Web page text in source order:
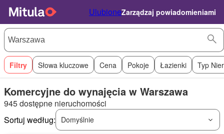
UlubioneZarządzaj powiadomieniami
Filtry Słowa kluczowe Cena Pokoje Łazienki Typ
Komercyjne do wynajęcia w Warszawa
945 dostępne nieruchomości
Sortuj według:
Domyślnie